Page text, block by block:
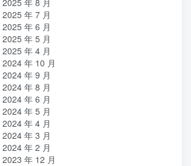
2025 年 7 月
2025 年 6 月
2025 年 5 月
2025 年 4 月
2024 年 10 月
2024 年 9 月
2024 年 8 月
2024 年 6 月
2024 年 5 月
2024 年 4 月
2024 年 3 月
2024 年 2 月
2023 年 12 月